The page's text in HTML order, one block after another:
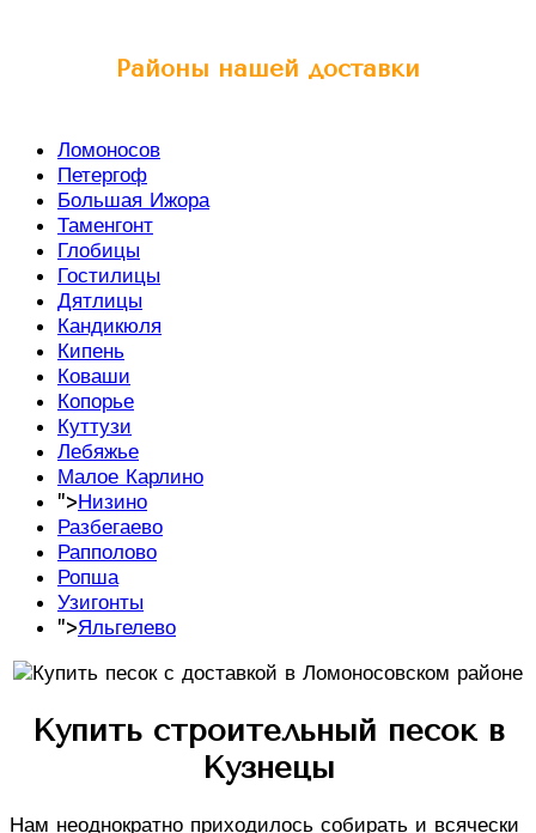
Районы нашей доставки
Ломоносов
Петергоф
Большая Ижора
Таменгонт
Глобицы
Гостилицы
Дятлицы
Кандикюля
Кипень
Коваши
Копорье
Куттузи
Лебяжье
Малое Карлино
">Низино
Разбегаево
Рапполово
Ропша
Узигонты
">Яльгелево
Купить строительный песок в
Кузнецы
Нам неоднократно приходилось собирать и всячески